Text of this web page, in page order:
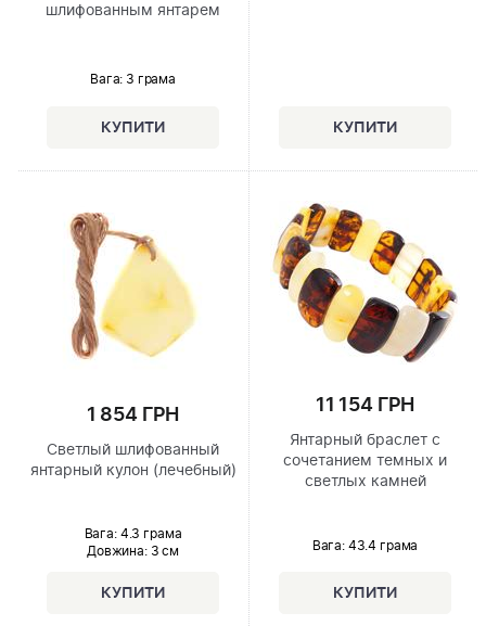
шлифованным янтарем
Вага: 3 грама
1 854 ГРН
Светлый шлифованный
янтарный кулон (лечебный)
Вага: 4.3 грама
Довжина:3 см
11 154 ГРН
Янтарный браслет с
сочетанием темных и
светлых камней
Вага: 43.4 грама